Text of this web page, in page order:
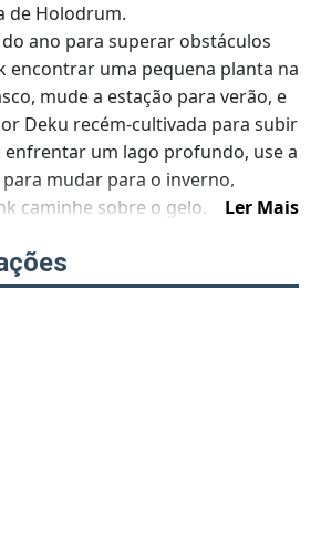
Ler Mais
de Holodrum.
ano para superar obstáculos
encontrar uma pequena planta na
mude a estação para verão, e
Deku recém-cultivada para subir
enfrentar um lago profundo, use a
para mudar para o inverno,
caminhe sobre o gelo.
of Ages e The Legend of
representam o auge da
2D Zelda.
esses dois jogos oferecem
impossível quando cada
individualmente. Os jogos
de link que desbloqueia o
que você não pode